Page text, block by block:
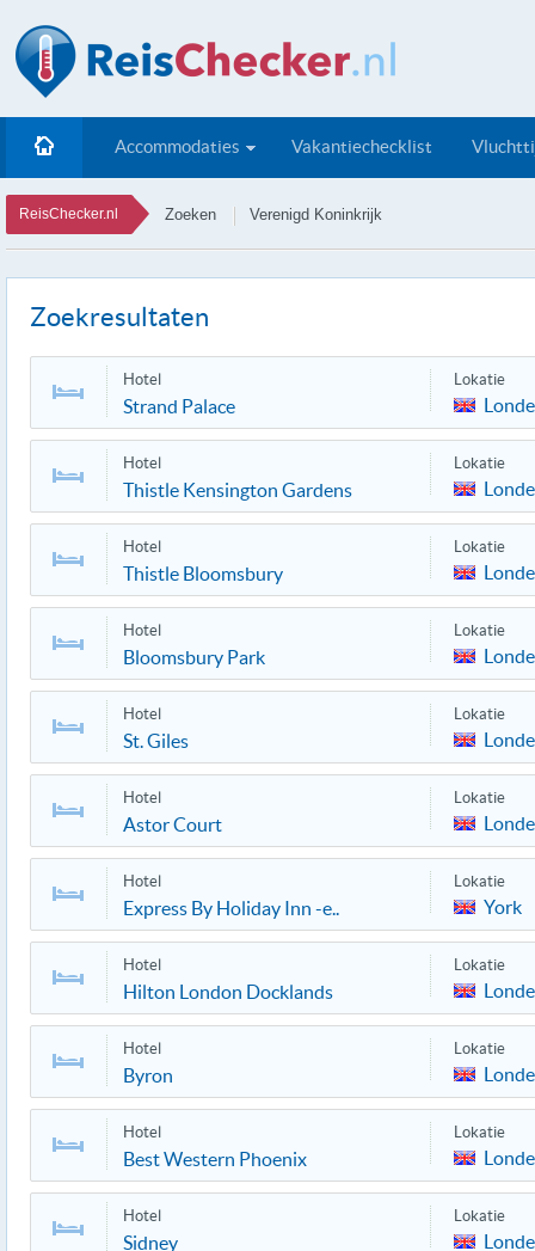
Accommodaties Vakantiechecklist
ReisChecker.nl Zoeken Verenigd Koninkrijk
Zoekresultaten
Hotel
Strand Palace
Lokatie
Hotel
Thistle Kensington Gardens
Lokatie
Hotel
Thistle Bloomsbury
Lokatie
Hotel
Bloomsbury Park
Lokatie
Hotel
St. Giles
Lokatie
Hotel
Astor Court
Lokatie
Hotel
Express By Holiday Inn -e..
Lokatie
York
Hotel
Hilton London Docklands
Lokatie
Hotel
Byron
Lokatie
Hotel
Best Western Phoenix
Lokatie
Hotel
Sidney
Lokatie